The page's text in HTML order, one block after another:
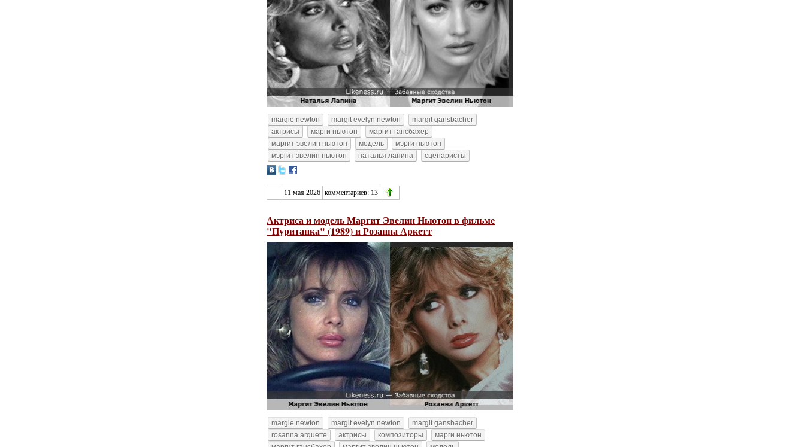
margie newton margit evelyn newton
margit gansbacher
актрисы
марги ньютон
маргит гансбахер
маргит эвелин ньютон
модель
мэрги ньютон
мэргит эвелин ньютон
наталья лапина сценаристы
11 мая 2026 комментариев: 13
Актриса и модель Маргит Эвелин Ньютон в фильме
"Пуританка" (1989) и Розанна Аркетт
margie newton margit evelyn newton
margit gansbacher
rosanna arquette
актрисы композиторы
марги ньютон